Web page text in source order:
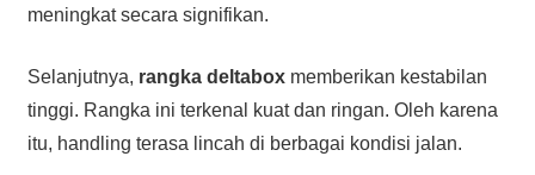
meningkat secara signifikan.
Selanjutnya, rangka deltaboxmemberikan kestabilan
tinggi. Rangka ini terkenal kuat dan ringan. Oleh karena
itu, handling terasa lincah di berbagai kondisi jalan.